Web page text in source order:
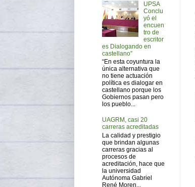
UPSA
Conclu
yó el
encuen
tro de
escritor
es Dialogando en
castellano”
“En esta coyuntura la
única alternativa que
no tiene actuación
política es dialogar en
castellano porque los
Gobiernos pasan pero
los pueblo...
UAGRM, casi 20
carreras acreditadas
La calidad y prestigio
que brindan algunas
carreras gracias al
procesos de
acreditación, hace que
la universidad
Autónoma Gabriel
René Moren...